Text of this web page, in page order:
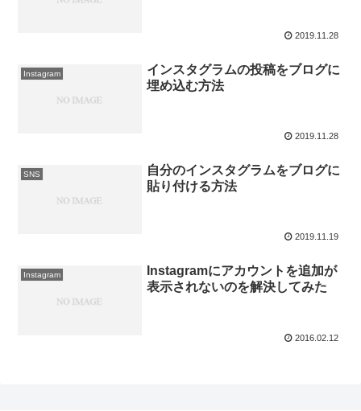
2019.11.28
Instagram
インスタグラムの投稿をブログに
埋め込む方法
2019.11.28
SNS
自分のインスタグラムをブログに
貼り付ける方法
2019.11.19
Instagram
Instagramにアカウントを追加が
表示されないのを解決してみた
2016.02.12